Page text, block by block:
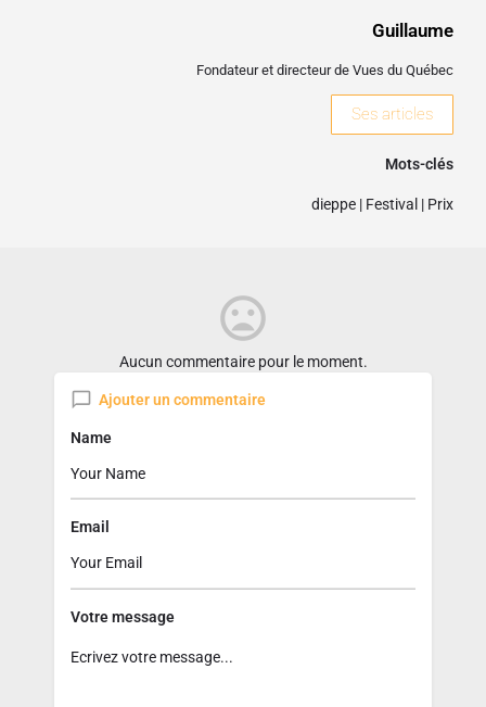
Guillaume
Fondateur et directeur de Vues du Québec
Ses articles
Mots-clés
dieppe | Festival | Prix
Aucun commentaire pour le moment.
Ajouter un commentaire
Name
Email
Votre message